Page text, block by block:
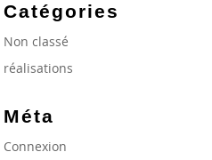
Catégories
Non classé
réalisations
Méta
Connexion